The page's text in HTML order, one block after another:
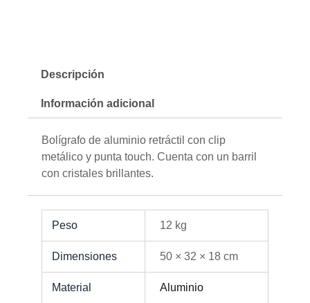
Descripción
Información adicional
Bolígrafo de aluminio retráctil con clip
metálico y punta touch. Cuenta con un barril
con cristales brillantes.
Peso 12 kg
Dimensiones 50 × 32 × 18 cm
Material Aluminio